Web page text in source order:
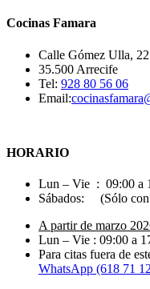
Cocinas Famara
Calle Gómez Ulla, 22
35.500 Arrecife
Tel: 928 80 56 06
Email:
HORARIO
Lun – Vie : 09:00 a
Sábados: (Sólo con
A partir de marzo
Lun – Vie : 09:00 a
Para citas fuera de
WhatsApp (618 71